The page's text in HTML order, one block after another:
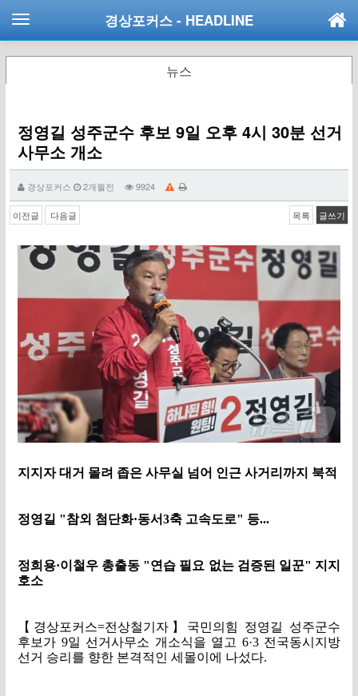
경상포커스 - HEADLINE
뉴스
정영길 성주군수 후보 9일 오후 4시 30분 선거
사무소 개소
경상포커스 2개월전 9924
이전글 다음글 목록 글쓰기
지지자 대거 몰려 좁은 사무실 넘어 인근 사거리까지 북적
정영길 "참외 첨단화·동서3축 고속도로" 등...
정희용·이철우 총출동 "연습 필요 없는 검증된 일꾼" 지지
호소
【 경상포커스=전상철기자】 국민의힘 정영길 성주군수
후보가 9일 선거사무소 개소식을 열고 6·3 전국동시지방
선거 승리를 향한 본격적인 세몰이에 나섰다.